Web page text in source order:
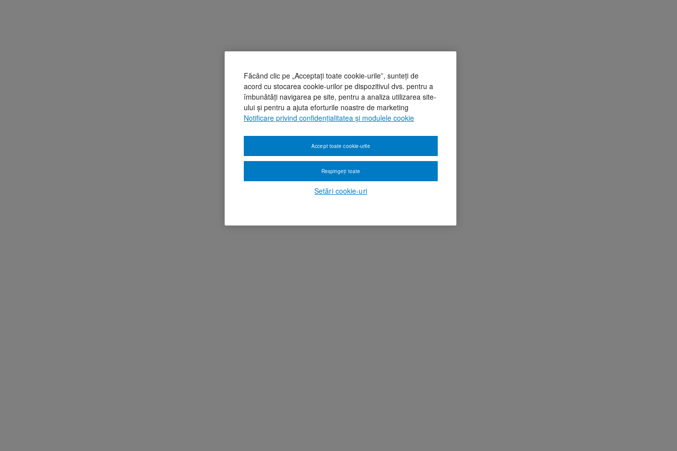
Făcând clic pe „Acceptați toate cookie-urile”, sunteți de
acord cu stocarea cookie-urilor pe dispozitivul dvs. pentru a
îmbunătăți navigarea pe site, pentru a analiza utilizarea site-
ului și pentru a ajuta eforturile noastre de marketing
Notificare privind confidențialitatea și modulele cookie
Setări cookie-uri
Respingeți toate
Accept toate cookie-urile